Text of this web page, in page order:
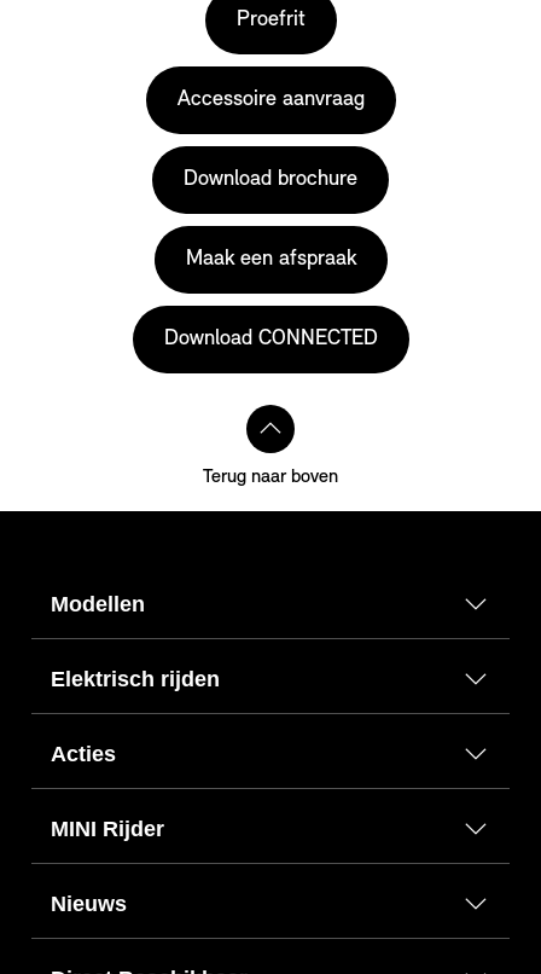
Proefrit
Accessoire aanvraag
Download brochure
Maak een afspraak
Download CONNECTED
Terug naar boven
Modellen
Elektrisch rijden
Acties
MINI Rijder
Nieuws